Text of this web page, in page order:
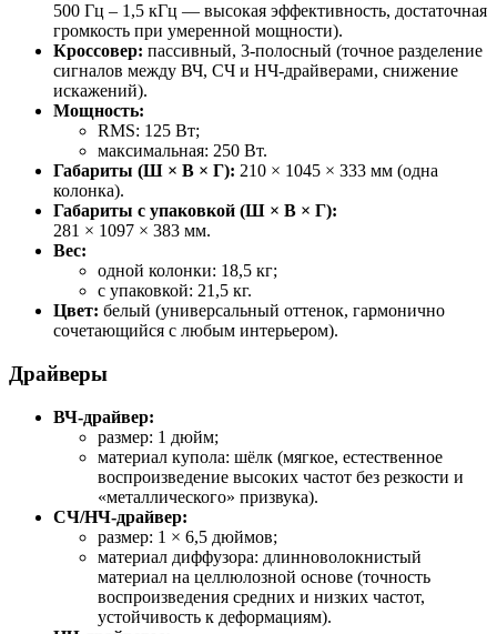
500 Гц – 1,5 кГц — высокая эффективность, достаточная
громкость при умеренной мощности).
Кроссовер: пассивный, 3‑полосный (точное разделение
сигналов между ВЧ, СЧ и НЧ‑драйверами, снижение
искажений).
Мощность:
RMS: 125 Вт;
максимальная: 250 Вт.
Габариты (Ш × В × Г): 210 × 1045 × 333 мм (одна
колонка).
Габариты с упаковкой (Ш × В × Г):
281 × 1097 × 383 мм.
Вес:
одной колонки: 18,5 кг;
с упаковкой: 21,5 кг.
Цвет: белый (универсальный оттенок, гармонично
сочетающийся с любым интерьером).
Драйверы
ВЧ‑драйвер:
размер: 1 дюйм;
материал купола: шёлк (мягкое, естественное
воспроизведение высоких частот без резкости и
«металлического» призвука).
СЧ/НЧ‑драйвер:
размер: 1 × 6,5 дюймов;
материал диффузора: длинноволокнистый
материал на целлюлозной основе (точность
воспроизведения средних и низких частот,
устойчивость к деформациям).